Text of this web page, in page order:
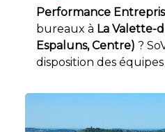
Performance
bureaux à La Valette-
Espaluns, Centre) ?
disposition des